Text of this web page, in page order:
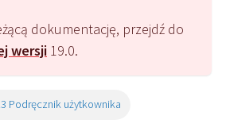
dokumentację, przejdź do
wersji 19.0.
Podręcznik użytkownika